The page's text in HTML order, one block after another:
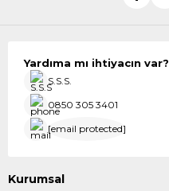
Yardıma mı ihtiyacın var?
S.S.S.
0850 305 3401
[email protected]
Kurumsal